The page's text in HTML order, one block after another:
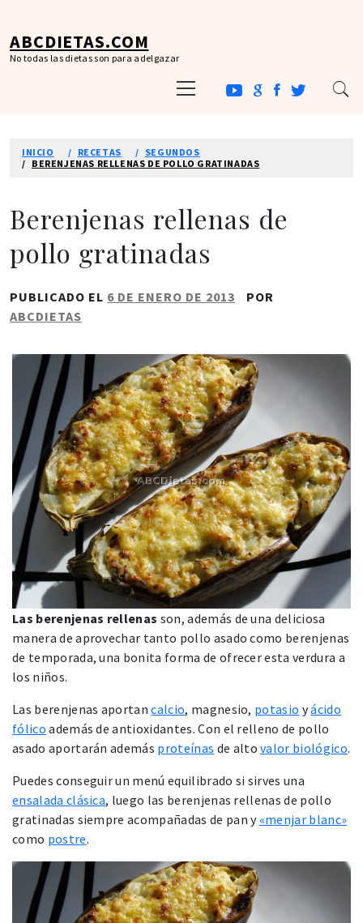
contenido
ABCDIETAS.COM
No todas las dietas son para adelgazar
principal
INICIO RECETAS
SEGUNDOS
BERENJENAS RELLENAS DE POLLO GRATINADAS
Berenjenas rellenas de
pollo gratinadas
PUBLICADO EL 6 DE ENERO DE 2013
POR
ABCDIETAS
Las berenjenas rellenas son, además de una deliciosa
manera de aprovechar tanto pollo asado como berenjenas
de temporada, una bonita forma de ofrecer esta verdura a
los niños.
Las berenjenas aportancalcio, magnesio, potasio yácido
fólico además de antioxidantes. Con el relleno de pollo
asado aportarán además proteínas de altovalor biológico.
Puedes conseguir un menú equilibrado si sirves una
ensalada clásica, luego las berenjenas rellenas de pollo
gratinadas siempre acompañadas de pan y «menjar blanc»
como postre.